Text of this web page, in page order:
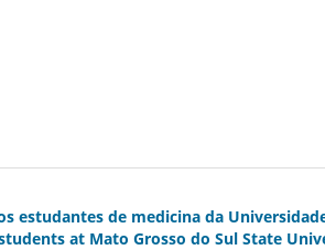
estudantes de medicina da
at Mato Grosso do Sul State